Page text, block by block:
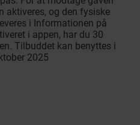
aktiveres, og den fysiske
i Informationen på
i appen, har du 30
Tilbuddet kan benyttes i
2025